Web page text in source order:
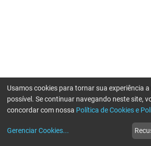
Usamos cookies para tornar sua experiência a
possível. Se continuar navegando neste site,
concordar com nossa Política de Cookies e
Gerenciar Cookies...
Erro ao enviar informações, por favor tente